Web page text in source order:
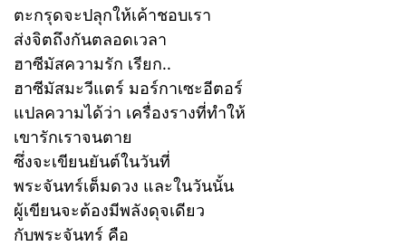
ตะกรุดจะปลุกให้เค้าชอบเรา
ส่งจิตถึงกันตลอดเวลา
ฮาซีมัสความรัก เรียก..
ฮาซีมัสมะวีแตร์ มอร์กาเซะอีตอร์
แปลความได้ว่า เครื่องรางที่ทำให้
เขารักเราจนตาย
ซึ่งจะเขียนยันต์ในวันที่
พระจันทร์เต็มดวง และในวันนั้น
ผู้เขียนจะต้องมีพลังดุจเดียว
กับพระจันทร์ คือ